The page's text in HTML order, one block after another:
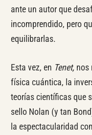
ante un autor que
incomprendido, pero
equilibrarlas.
Esta vez, en Tenet, nos
física cuántica, la
teorías científicas que
sello Nolan (y tan
la espectacularidad